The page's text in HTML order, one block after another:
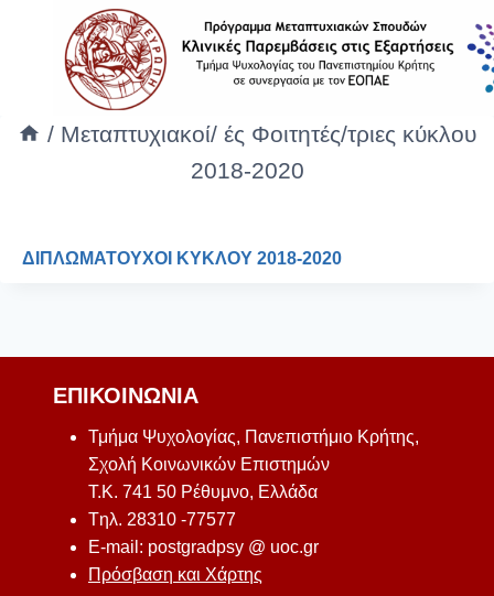
/ Μεταπτυχιακοί/ ές Φοιτητές/τριες κύκλου
2018-2020
ΔΙΠΛΩΜΑΤΟΥΧΟΙ ΚΥΚΛΟΥ 2018-2020
ΕΠΙΚΟΙΝΩΝΊΑ
Τμήμα Ψυχολογίας, Πανεπιστήμιο Κρήτης,
Σχολή Κοινωνικών Επιστημών
Τ.Κ. 741 50 Ρέθυμνο, Ελλάδα
Tηλ. 28310 -77577
E-mail: postgradpsy @ uoc.gr
Πρόσβαση και Χάρτης